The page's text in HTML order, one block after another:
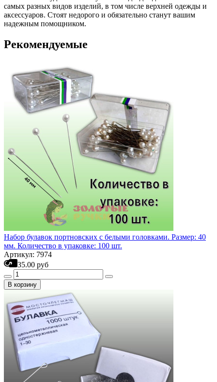
самых разных видов изделий, в том числе верхней одежды и
аксессуаров. Стоят недорого и обязательно станут вашим
надежным помощником.
Рекомендуемые
Набор булавок портновских с белыми головками. Размер: 40
мм. Количество в упаковке: 100 шт.
Артикул: 7974
35.00 руб
В корзину